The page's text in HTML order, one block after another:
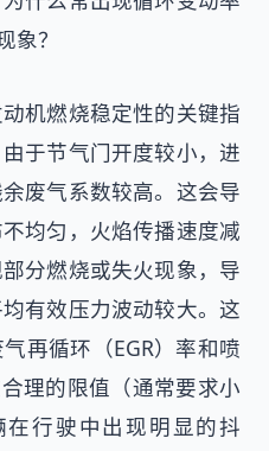
象？
机燃烧稳定性的关键指
于节气门开度较小，进
废气系数较高。这会导
均匀，火焰传播速度减
分燃烧或失火现象，导
有效压力波动较大。这
再循环（EGR）率和喷
理的限值（通常要求小
行驶中出现明显的抖